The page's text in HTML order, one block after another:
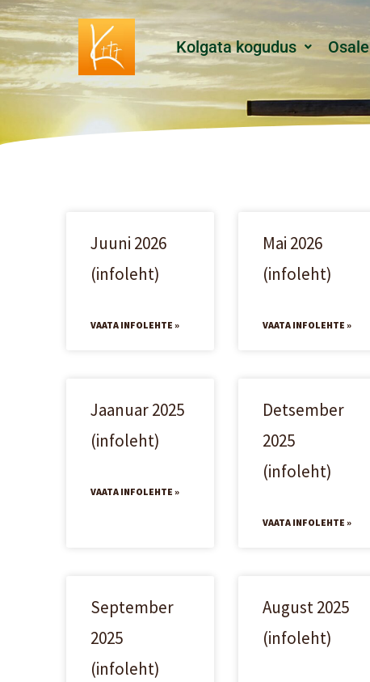
Skip
to
content
Kolgata kogudus Osale
Juuni 2026
(infoleht)
VAATA INFOLEHTE »
Mai 2026
(infoleht)
VAATA INFOLEHTE »
Jaanuar 2025
(infoleht)
VAATA INFOLEHTE »
Detsember
2025
(infoleht)
VAATA INFOLEHTE »
September
2025
(infoleht)
August 2025
(infoleht)